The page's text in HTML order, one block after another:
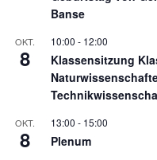
Banse
OKT.
8
10:00 - 12:00
Klassensitzung
OKT.
8
13:00 - 15:00
Plenum